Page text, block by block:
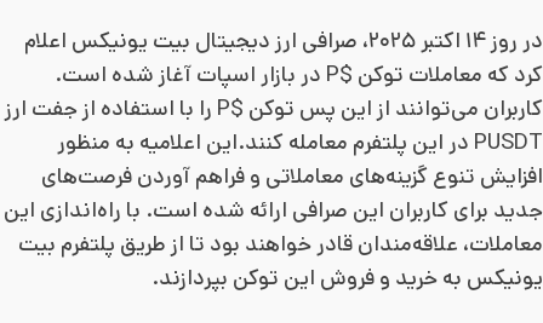
در روز ۱۴ اکتبر ۲۰۲۵، صرافی ارز دیجیتال بیت یونیکس اعلام
کرد که معاملات توکن $P در بازار اسپات آغاز شده است.
کاربران می‌توانند از این پس توکن $P را با استفاده از جفت ارز
PUSDT در این پلتفرم معامله کنند.این اعلامیه به منظور
افزایش تنوع گزینه‌های معاملاتی و فراهم آوردن فرصت‌های
جدید برای کاربران این صرافی ارائه شده است. با راه‌اندازی این
معاملات، علاقه‌مندان قادر خواهند بود تا از طریق پلتفرم بیت
یونیکس به خرید و فروش این توکن بپردازند.